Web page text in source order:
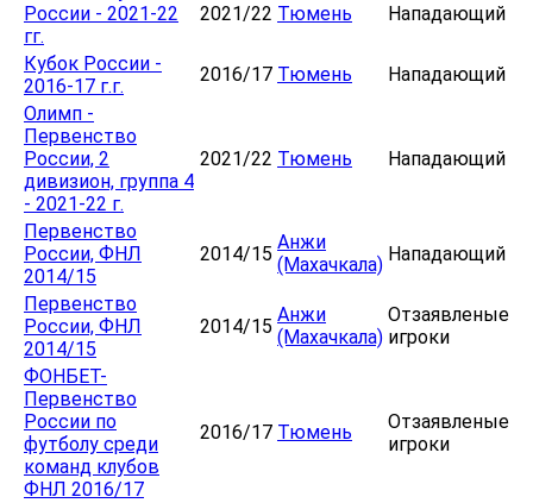
России - 2021-22
гг.
2021/22 Тюмень Нападающий
Кубок России -
2016-17 г.г.
2016/17 Тюмень
Нападающий
Олимп -
Первенство
России, 2
дивизион, группа 4
- 2021-22 г.
2021/22 Тюмень Нападающий
Первенство
России, ФНЛ
2014/15
2014/15
Анжи
(Махачкала) Нападающий
Первенство
России, ФНЛ
2014/15
2014/15
Анжи
(Махачкала)
Отзаявленые
игроки
ФОНБЕТ-
Первенство
России по
футболу среди
команд клубов
ФНЛ 2016/17
2016/17 Тюмень
Отзаявленые
игроки